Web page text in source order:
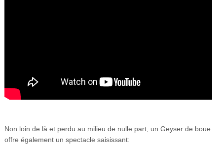
Non loin de là et perdu au milieu de nulle part, un Geyser de boue
offre également un spectacle saisissant: